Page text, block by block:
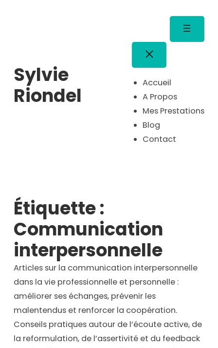
Sylvie
Riondel
Accueil
A Propos
Mes Prestations
Blog
Contact
Étiquette :
Communication
interpersonnelle
Articles sur la communication interpersonnelle
dans la vie professionnelle et personnelle :
améliorer ses échanges, prévenir les
malentendus et renforcer la coopération.
Conseils pratiques autour de l’écoute active, de
la reformulation, de l’assertivité et du feedback